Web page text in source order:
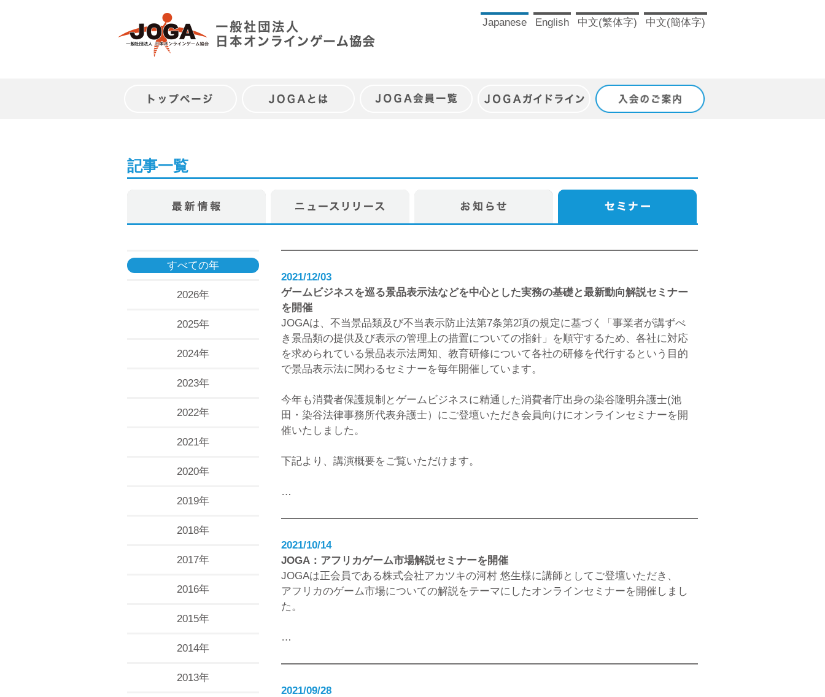
Japanese English 中文(繁体字) 中文(簡体字)
トップページ JOGAとは JOGA会員一覧 JOGAガイドライン 入会のご案内
記事一覧
すべての年
2026年
2025年
2024年
2023年
2022年
2021年
2020年
2019年
2018年
2017年
2016年
2015年
2014年
2013年
2021/12/03
ゲームビジネスを巡る景品表示法などを中心とした実務の基礎と最新動向解説セミナー
を開催
JOGAは、不当景品類及び不当表示防止法第7条第2項の規定に基づく「事業者が講ずべ
き景品類の提供及び表示の管理上の措置についての指針」を順守するため、各社に対応
を求められている景品表示法周知、教育研修について各社の研修を代行するという目的
で景品表示法に関わるセミナーを毎年開催しています。
今年も消費者保護規制とゲームビジネスに精通した消費者庁出身の染谷隆明弁護士(池
田・染谷法律事務所代表弁護士）にご登壇いただき会員向けにオンラインセミナーを開
催いたしました。
下記より、講演概要をご覧いただけます。
…
2021/10/14
JOGA：アフリカゲーム市場解説セミナーを開催
JOGAは正会員である株式会社アカツキの河村 悠生様に講師としてご登壇いただき、
アフリカのゲーム市場についての解説をテーマにしたオンラインセミナーを開催しまし
た。
…
2021/09/28